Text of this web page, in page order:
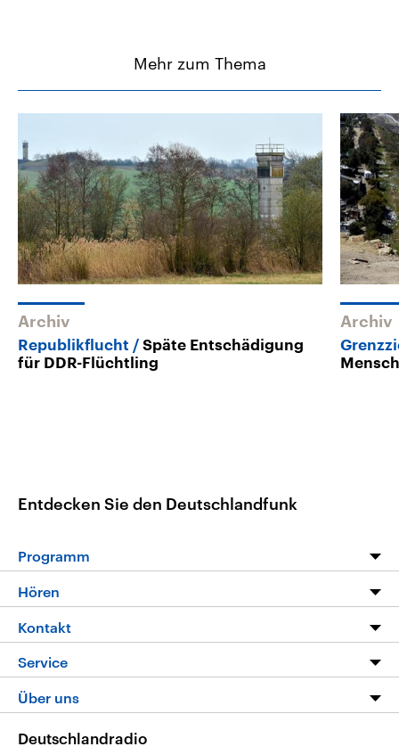
Mehr zum Thema
Archiv
Republikflucht
Späte Entschädigung
für DDR-Flüchtling
Archiv
Entdecken Sie den Deutschlandfunk
Programm
Die Nachrichten
Nachrichtenleicht
Neue Beiträge auf dlf.de
Hören
Livestream
Podcasts
Deutschlandfunk App
Nachrichten App
Kontakt
Hörerservice
Service
FAQ
Veranstaltungen
Über uns
Deutschlandradio